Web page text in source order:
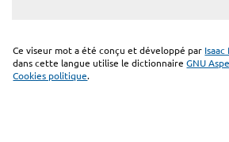
Ce viseur mot a été conçu et développé par Isaac
dans cette langue utilise le dictionnaireGNU
Cookies politique.